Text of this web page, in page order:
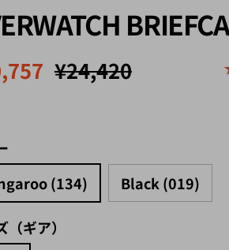
ル価格定価
¥24,420
(134)
Black (019)
（ギア）